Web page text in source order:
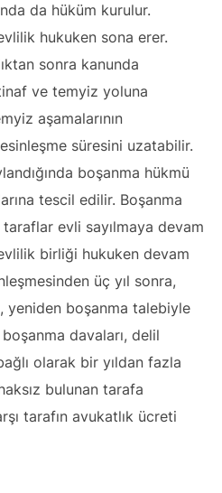
da hüküm kurulur.
hukuken sona erer.
sonra kanunda
ve temyiz yoluna
aşamalarının
süresini uzatabilir.
boşanma hükmü
tescil edilir. Boşanma
evli sayılmaya devam
birliği hukuken devam
üç yıl sonra,
yeniden boşanma talebiyle
davaları, delil
olarak bir yıldan fazla
bulunan tarafa
tarafın avukatlık ücreti